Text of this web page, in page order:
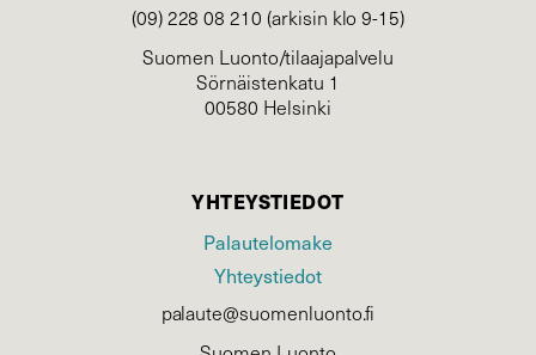
(09) 228 08 210 (arkisin klo 9-15)
Suomen Luonto/tilaajapalvelu
Sörnäistenkatu 1
00580 Helsinki
YHTEYSTIEDOT
Palautelomake
Yhteystiedot
palaute@suomenluonto.fi